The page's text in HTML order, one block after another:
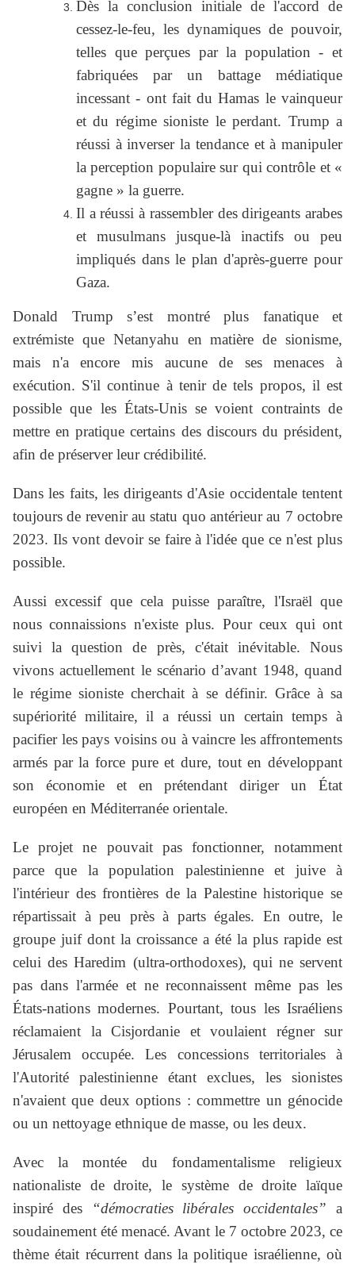
Dès la conclusion initiale de l'accord de
cessez-le-feu, les dynamiques de pouvoir,
telles que perçues par la population - et
fabriquées par un battage médiatique
incessant - ont fait du Hamas le vainqueur
et du régime sioniste le perdant. Trump a
réussi à inverser la tendance et à manipuler
la perception populaire sur qui contrôle et «
gagne » la guerre.
Il a réussi à rassembler des dirigeants arabes
et musulmans jusque-là inactifs ou peu
impliqués dans le plan d'après-guerre pour
Gaza.
Donald Trump s’est montré plus fanatique et
extrémiste que Netanyahu en matière de sionisme,
mais n'a encore mis aucune de ses menaces à
exécution. S'il continue à tenir de tels propos, il est
possible que les États-Unis se voient contraints de
mettre en pratique certains des discours du président,
afin de préserver leur crédibilité.
Dans les faits, les dirigeants d'Asie occidentale tentent
toujours de revenir au statu quo antérieur au 7 octobre
2023. Ils vont devoir se faire à l'idée que ce n'est plus
possible.
Aussi excessif que cela puisse paraître, l'Israël que
nous connaissions n'existe plus. Pour ceux qui ont
suivi la question de près, c'était inévitable. Nous
vivons actuellement le scénario d’avant 1948, quand
le régime sioniste cherchait à se définir. Grâce à sa
supériorité militaire, il a réussi un certain temps à
pacifier les pays voisins ou à vaincre les affrontements
armés par la force pure et dure, tout en développant
son économie et en prétendant diriger un État
européen en Méditerranée orientale.
Le projet ne pouvait pas fonctionner, notamment
parce que la population palestinienne et juive à
l'intérieur des frontières de la Palestine historique se
répartissait à peu près à parts égales. En outre, le
groupe juif dont la croissance a été la plus rapide est
celui des Haredim (ultra-orthodoxes), qui ne servent
pas dans l'armée et ne reconnaissent même pas les
États-nations modernes. Pourtant, tous les Israéliens
réclamaient la Cisjordanie et voulaient régner sur
Jérusalem occupée. Les concessions territoriales à
l'Autorité palestinienne étant exclues, les sionistes
n'avaient que deux options : commettre un génocide
ou un nettoyage ethnique de masse, ou les deux.
Avec la montée du fondamentalisme religieux
nationaliste de droite, le système de droite laïque
inspiré des
“démocraties libérales occidentales” a
soudainement été menacé. Avant le 7 octobre 2023, ce
thème était récurrent dans la politique israélienne, où